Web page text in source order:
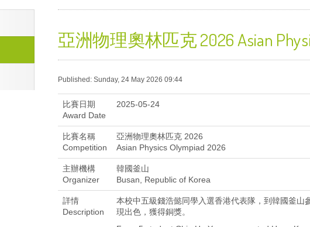
亞洲物理奧林匹克 2026 Asian
Published: Sunday, 24 May 2026 09:44
比賽日期
Award Date
2025-05-24
比賽名稱
Competition
亞洲物理奧林匹克 2026
Asian Physics Olympiad 2026
主辦機構
Organizer
韓國釜山
Busan, Republic of Korea
詳情
Description
本校中五級錢浩懿同學入選香港代表隊，到韓國釜
現出色，獲得銅獎。